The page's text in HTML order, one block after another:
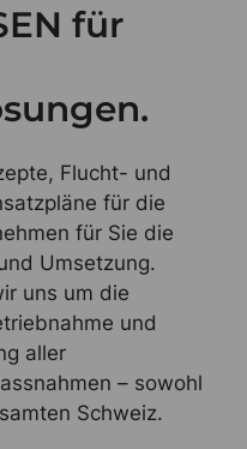
für
Flucht- und
für die
für Sie die
Umsetzung.
uns um die
und
aller
– sowohl
Schweiz.